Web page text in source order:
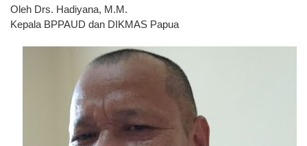
Oleh Drs. Hadiyana, M.M.
Kepala BPPAUD dan DIKMAS Papua